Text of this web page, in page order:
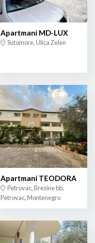
Apartmani MD-LUX
Sutomore, Ulica Zelen
Apartmani TEODORA
Petrovac, Brezine bb,
Petrovac, Montenegro